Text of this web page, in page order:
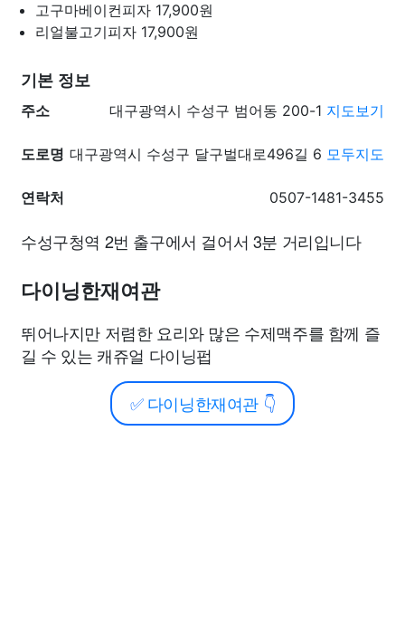
고구마베이컨피자 17,900원
리얼불고기피자 17,900원
기본 정보
주소
대구광역시 수성구 범어동 200-1 지도보기
도로명 대구광역시 수성구 달구벌대로496길 6 모두지도
연락처 0507-1481-3455
수성구청역 2번 출구에서 걸어서 3분 거리입니다
다이닝한재여관
뛰어나지만 저렴한 요리와 많은 수제맥주를 함께 즐
길 수 있는 캐쥬얼 다이닝펍
✅다이닝한재여관 👇